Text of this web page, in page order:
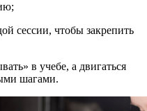
сессии, чтобы закрепить
в учебе, а двигаться
шагами.